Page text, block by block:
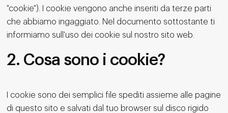
"cookie"). I cookie vengono anche inseriti da terze parti
che abbiamo ingaggiato. Nel documento sottostante ti
informiamo sull'uso dei cookie sul nostro sito web.
2. Cosa sono i cookie?
I cookie sono dei semplici file spediti assieme alle pagine
di questo sito e salvati dal tuo browser sul disco rigido